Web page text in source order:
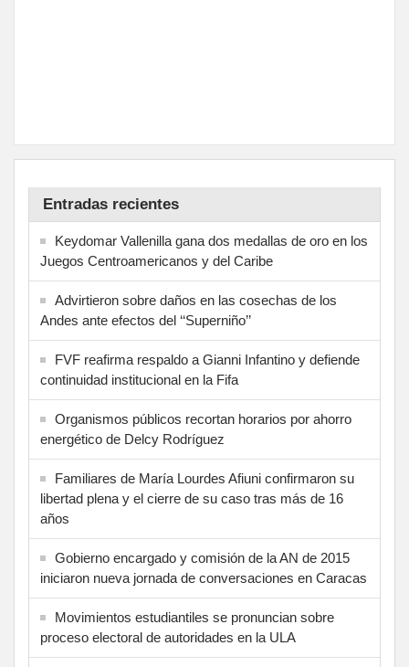
Entradas recientes
Keydomar Vallenilla gana dos medallas de oro en los
Juegos Centroamericanos y del Caribe
Advirtieron sobre daños en las cosechas de los
Andes ante efectos del ‘‘Superniño’’
FVF reafirma respaldo a Gianni Infantino y defiende
continuidad institucional en la Fifa
Organismos públicos recortan horarios por ahorro
energético de Delcy Rodríguez
Familiares de María Lourdes Afiuni confirmaron su
libertad plena y el cierre de su caso tras más de 16
años
Gobierno encargado y comisión de la AN de 2015
iniciaron nueva jornada de conversaciones en Caracas
Movimientos estudiantiles se pronuncian sobre
proceso electoral de autoridades en la ULA